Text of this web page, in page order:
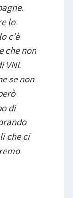
lo
c’è
che non
VNL
se non
di
che ci